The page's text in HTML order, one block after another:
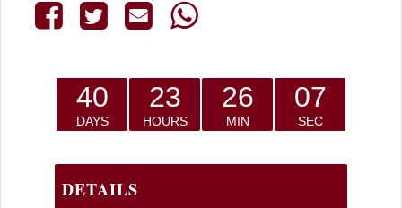
40
DAYS
23
HOURS
26
MIN
07
SEC
DETAILS